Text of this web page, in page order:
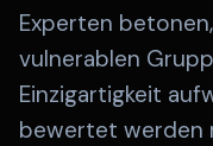
Experten
vulnerablen
Einzigartigkeit
bewertet werden